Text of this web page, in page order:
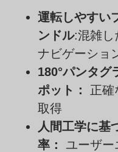
運転しやすい
ンドル:混雑し
ナビゲーショ
180°パンタグ
ポット： 正確
取得
人間工学に基
率：ユーザー